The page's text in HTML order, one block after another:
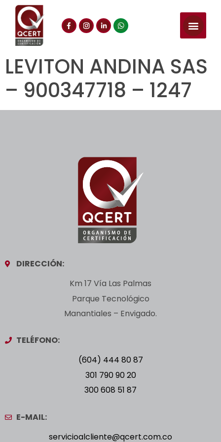
LEVITON ANDINA SAS
– 900347718 – 1247
DIRECCIÓN:
Km 17 Vía Las Palmas
Parque Tecnológico
Manantiales – Envigado.
TELÉFONO:
(604) 444 80 87
301 790 90 20
300 608 51 87
E-MAIL:
servicioalcliente@qcert.com.co